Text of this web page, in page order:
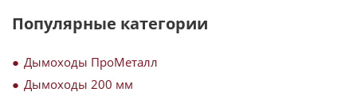
Популярные категории
Дымоходы ПроМеталл
Дымоходы 200 мм